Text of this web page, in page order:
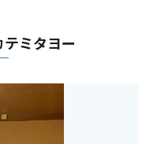
ミタヨー